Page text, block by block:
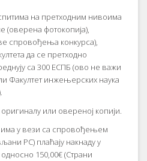
на претходним нивоима
(оверена фотокопија),
спровођења конкурса),
да се претходно
са 300 ЕСПБ (ово не важи
Факултет инжењерских наука
или овереној копији.
има у вези са спровођењем
РС) плаћају накнаду у
150,00€ (Страни